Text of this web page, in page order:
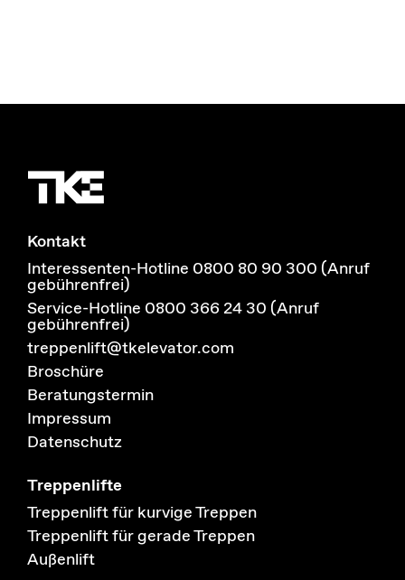
Kontakt
Interessenten-Hotline 0800 80 90 300 (Anruf
gebührenfrei)
Service-Hotline 0800 366 24 30 (Anruf
gebührenfrei)
treppenlift@tkelevator.com
Broschüre
Beratungstermin
Impressum
Datenschutz
Treppenlifte
Treppenlift für kurvige Treppen
Treppenlift für gerade Treppen
Außenlift